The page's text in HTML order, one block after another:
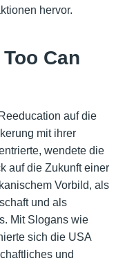
hervor.
Can
auf die
mit ihrer
wendete die
auf die Zukunft einer
Vorbild, als
und als
Mit Slogans wie
sich die USA
und